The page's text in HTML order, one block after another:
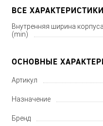
ВСЕ
Внутренняя ширина
(min)
ОСНОВНЫЕ
Артикул
Назначение
Бренд